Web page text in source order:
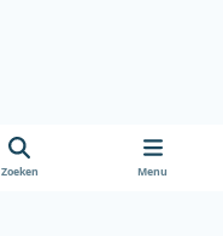
Zoeken Menu